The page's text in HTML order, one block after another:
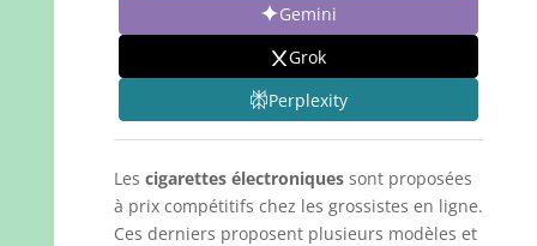
Gemini
Grok
Perplexity
Les cigarettes électroniquessont proposées
à prix compétitifs chez les grossistes en ligne.
Ces derniers proposent plusieurs modèles et